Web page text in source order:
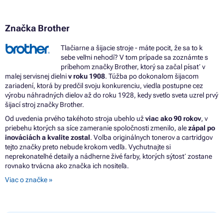
Značka Brother
Tlačiarne a šijacie stroje - máte pocit, že sa to k
sebe veľmi nehodí? V tom prípade sa zoznámte s
príbehom značky Brother, ktorý sa začal písať v
malej servisnej dielniv roku 1908. Túžba po dokonalom šijacom
zariadení, ktorá by predčil svoju konkurenciu, viedla postupne cez
výrobu náhradných dielov až do roku 1928, kedy svetlo sveta uzrel prvý
šijací stroj značky Brother.
Od uvedenia prvého takéhoto stroja ubehlo užviac ako 90 rokov, v
priebehu ktorých sa síce zameranie spoločnosti zmenilo, alezápal po
inováciách a kvalite zostal. Voľba originálnych tonerov a cartridgov
tejto značky preto nebude krokom vedľa. Vychutnajte si
neprekonateľné detaily a nádherne živé farby, ktorých sýtosť zostane
rovnako trvácna ako značka ich nositeľa.
Viac o značke »